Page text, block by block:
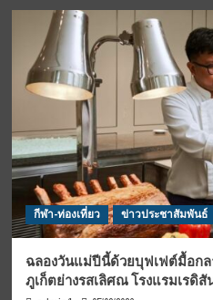
กีฬา-ท่องเที่ยว ข่าวประชาสัมพันธ์
ฉลองวันแม่ปีนี้ด้วยบุฟเฟต์มื้อก
ภูเก็ตย่างรสเลิศณ โรงแรมเรดิ